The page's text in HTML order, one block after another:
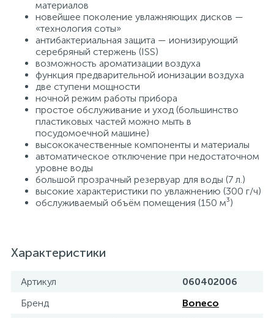
материалов
новейшее поколение увлажняющих дисков —
«технология соты»
антибактериальная защита — ионизирующий
серебряный стержень (ISS)
возможность ароматизации воздуха
функция предварительной ионизации воздуха
две ступени мощности
ночной режим работы прибора
простое обслуживание и уход (большинство
пластиковых частей можно мыть в
посудомоечной машине)
высококачественные компоненты и материалы
автоматическое отключение при недостаточном
уровне воды
большой прозрачный резервуар для воды (7 л.)
высокие характеристики по увлажнению (300 г/ч)
обслуживаемый объём помещения (150 м³)
Характеристики
Артикул
060402006
Бренд
Boneco